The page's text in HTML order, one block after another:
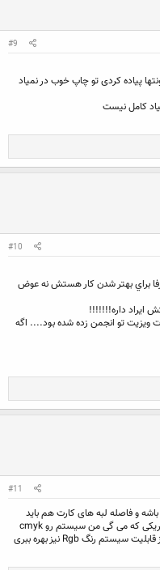
#9
پیاده کردی تو چاپ خوب در نمیاد
کامل نیست
#10
براي بهتر شدن كار هستش نه عوض
ايراد داره!!!!!!!
ويزيت تو انجمن زده شده بود.... اگه
#11
من فقط بگم که اولا اندازه کارت ویزیت باید 4.5و8.5 باشه و فاصله لبه های کارت هم باید
حدود .5 میلیمتر فاصله داشته باشه و در مورد اون تاریکی که می گی من سیستم رو cmyk